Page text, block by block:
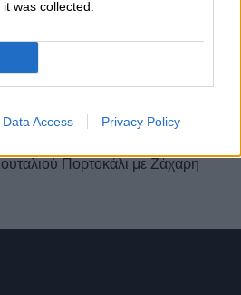
was collected.
Data Access Privacy Policy
200g
Πορτοκάλι με Ζάχαρη